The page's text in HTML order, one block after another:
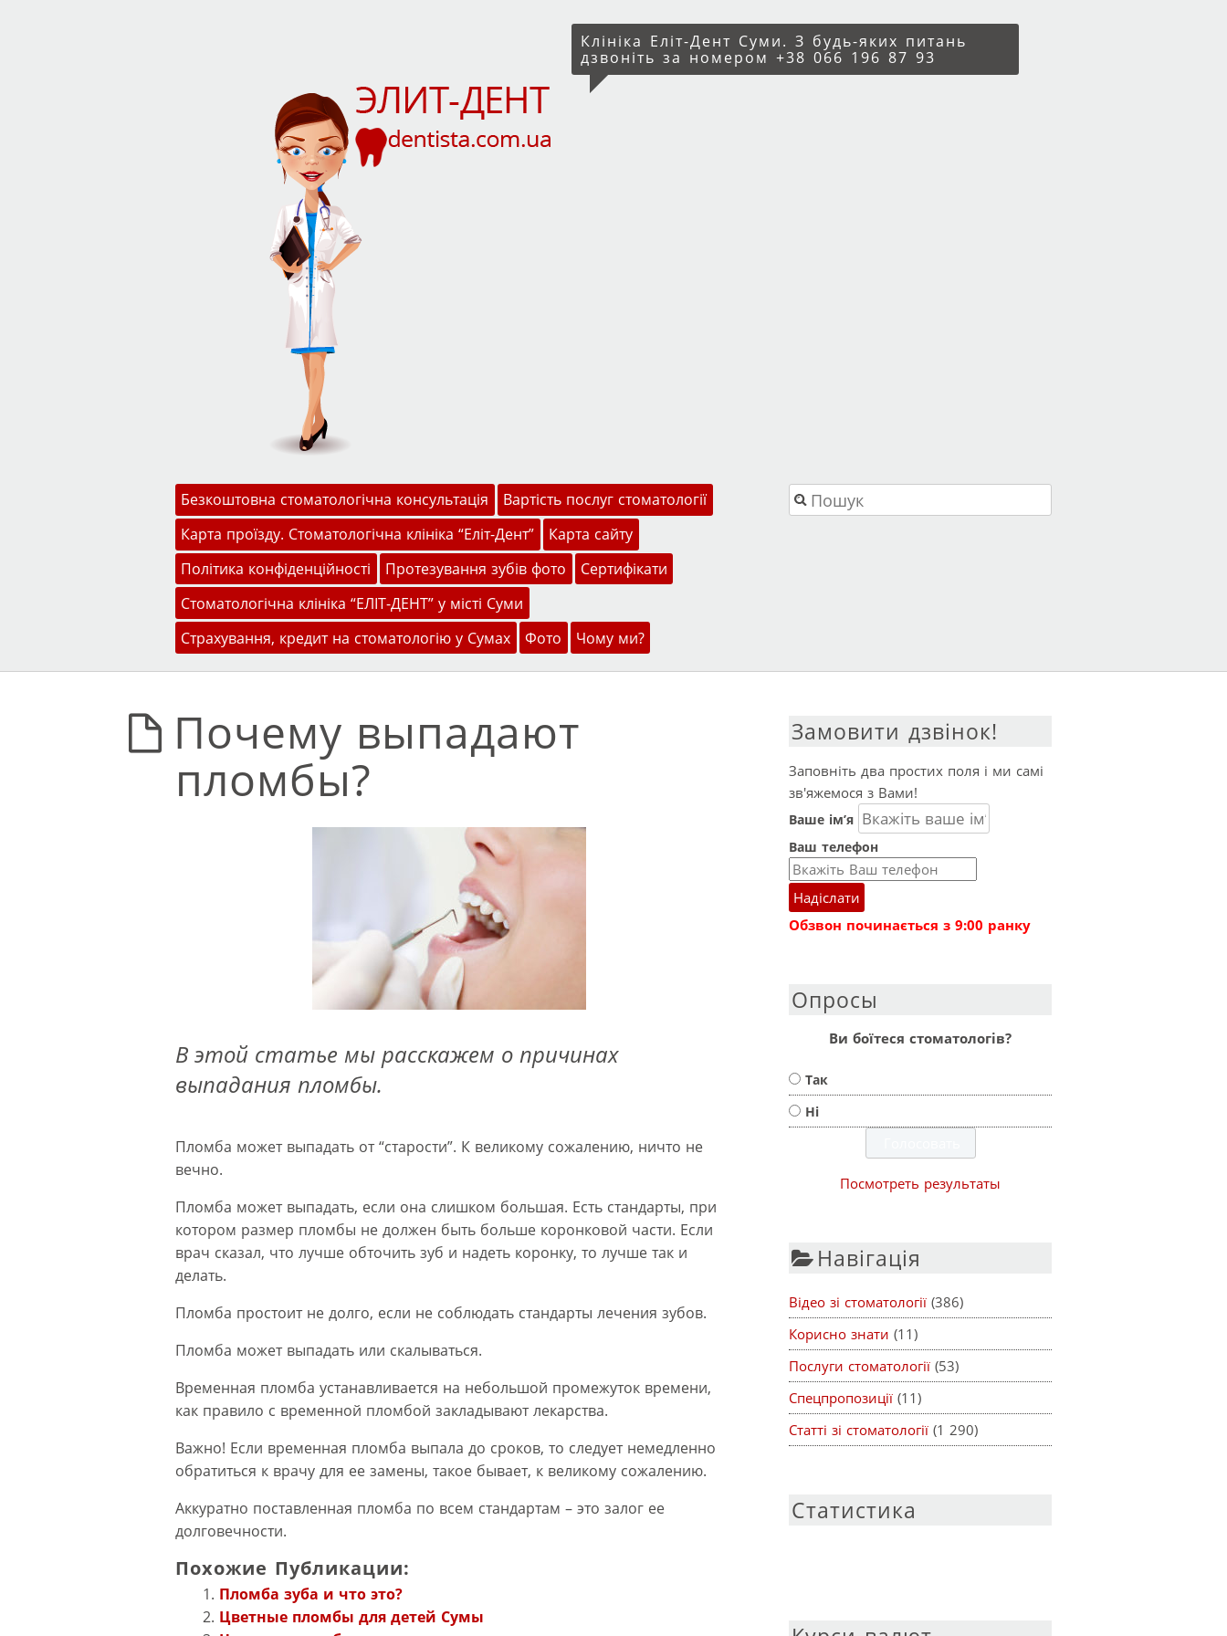
Клініка Еліт-Дент Суми. З будь-яких питань
дзвоніть за номером +38 066 196 87 93
Меню
Перейти до змісту
Безкоштовна стоматологічна консультація
Вартість послуг стоматології
Карта проїзду. Стоматологічна клініка “Еліт-Дент”
Карта сайту
Політика конфіденційності
Протезування зубів фото
Сертифікати
Стоматологічна клініка “ЕЛІТ-ДЕНТ” у місті Суми
Страхування, кредит на стоматологію у Сумах
Фото Чому ми?
Пошук
Почему выпадают
пломбы?
В этой статье мы расскажем о причинах
выпадания пломбы.
Пломба может выпадать от “старости”. К великому сожалению, ничто не
вечно.
Пломба может выпадать, если она слишком большая. Есть стандарты, при
котором размер пломбы не должен быть больше коронковой части. Если
врач сказал, что лучше обточить зуб и надеть коронку, то лучше так и
делать.
Пломба простоит не долго, если не соблюдать стандарты лечения зубов.
Пломба может выпадать или скалываться.
Временная пломба устанавливается на небольшой промежуток времени,
как правило с временной пломбой закладывают лекарства.
Важно! Если временная пломба выпала до сроков, то следует немедленно
обратиться к врачу для ее замены, такое бывает, к великому сожалению.
Аккуратно поставленная пломба по всем стандартам – это залог ее
долговечности.
Похожие Публикации:
Пломба зуба и что это?
Цветные пломбы для детей Сумы
Замовити дзвінок!
Заповніть два простих поля і ми самі
зв'яжемося з Вами!
Ваше ім’я
Ваш телефон
Надіслати
Обзвон починається з 9:00 ранку
Опросы
Ви боїтеся стоматологів?
Так
Ні
Посмотреть результаты
Навігація
Відео зі стоматології (386)
Корисно знати (11)
Послуги стоматології (53)
Спецпропозиції (11)
Статті зі стоматології (1 290)
Статистика